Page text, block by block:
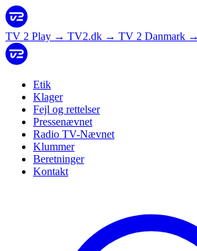
TV 2 Play → TV2.dk → TV 2 Danmark →
Etik
Klager
Fejl og rettelser
Pressenævnet
Radio TV-Nævnet
Klummer
Beretninger
Kontakt